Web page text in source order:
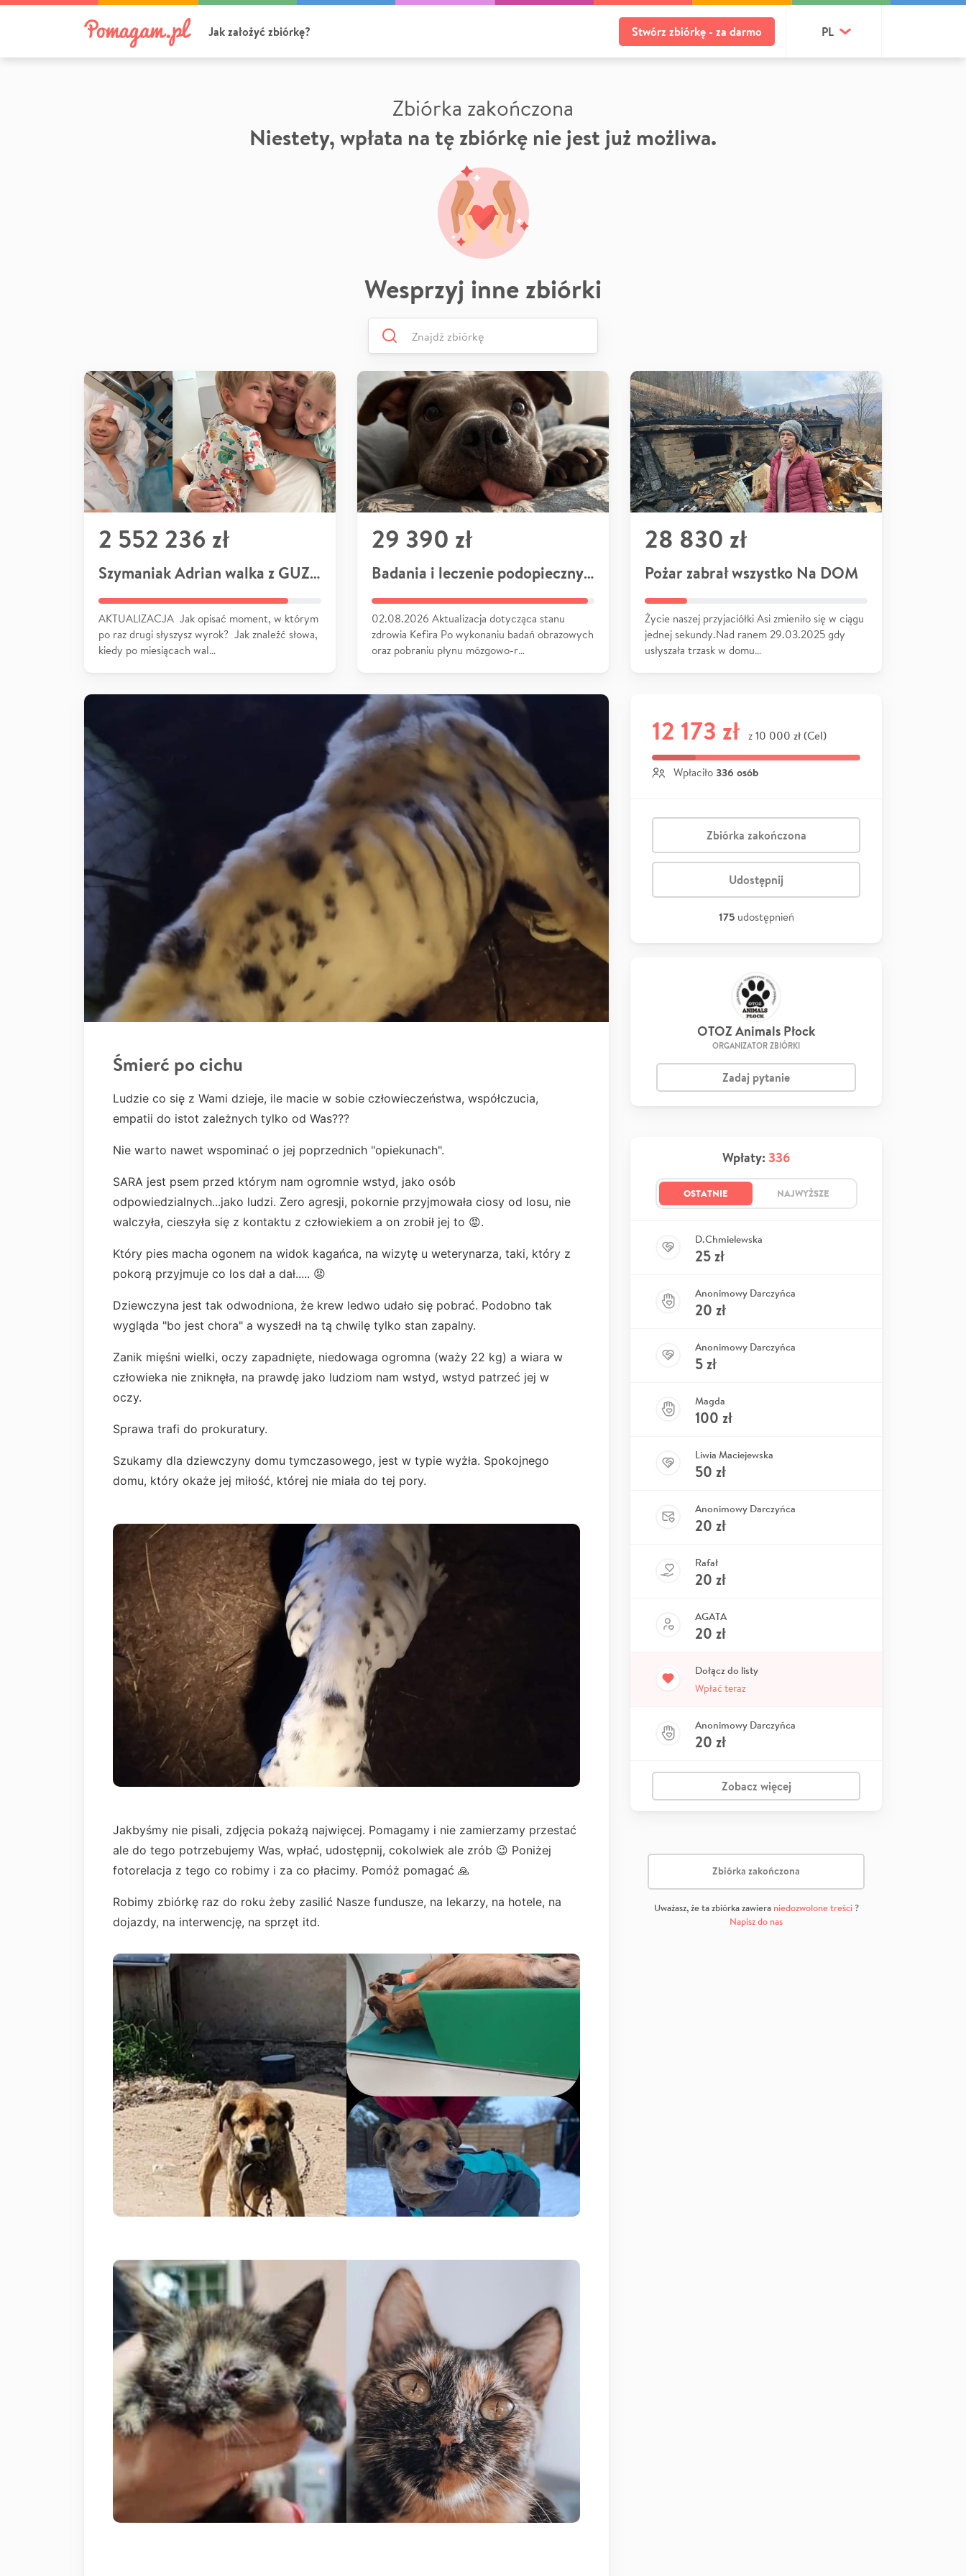
Jak założyć zbiórkę? Stwórz zbiórkę - za darmo PL
Zbiórka zakończona
Niestety, wpłata na tę zbiórkę nie jest już możliwa.
Wesprzyj inne zbiórki
2 552 236 zł
Szymaniak Adrian walka z GUZEM
AKTUALIZACJA Jak opisać moment, w którym
po raz drugi słyszysz wyrok? Jak znaleźć słowa,
kiedy po miesiącach wal…
29 390 zł
Badania i leczenie podopiecznych
02.08.2026 Aktualizacja dotycząca stanu
zdrowia Kefira Po wykonaniu badań obrazowych
oraz pobraniu płynu mózgowo-r…
28 830 zł
Pożar zabrał wszystko Na DOM
Życie naszej przyjaciółki Asi zmieniło się w ciągu
jednej sekundy.Nad ranem 29.03.2025 gdy
usłyszała trzask w domu…
Śmierć po cichu
Ludzie co się z Wami dzieje, ile macie w sobie człowieczeństwa, współczucia,
empatii do istot zależnych tylko od Was???
Nie warto nawet wspominać o jej poprzednich "opiekunach".
SARA jest psem przed którym nam ogromnie wstyd, jako osób
odpowiedzialnych...jako ludzi. Zero agresji, pokornie przyjmowała ciosy od losu, nie
walczyła, cieszyła się z kontaktu z człowiekiem a on zrobił jej to 😡.
Który pies macha ogonem na widok kagańca, na wizytę u weterynarza, taki, który z
pokorą przyjmuje co los dał a dał..... 😡
Dziewczyna jest tak odwodniona, że krew ledwo udało się pobrać. Podobno tak
wygląda "bo jest chora" a wyszedł na tą chwilę tylko stan zapalny.
Zanik mięśni wielki, oczy zapadnięte, niedowaga ogromna (waży 22 kg) a wiara w
człowieka nie zniknęła, na prawdę jako ludziom nam wstyd, wstyd patrzeć jej w
oczy.
Sprawa trafi do prokuratury.
Szukamy dla dziewczyny domu tymczasowego, jest w typie wyżła. Spokojnego
domu, który okaże jej miłość, której nie miała do tej pory.
Jakbyśmy nie pisali, zdjęcia pokażą najwięcej. Pomagamy i nie zamierzamy przestać
ale do tego potrzebujemy Was, wpłać, udostępnij, cokolwiek ale zrób 😉 Poniżej
fotorelacja z tego co robimy i za co płacimy. Pomóż pomagać 🙏
Robimy zbiórkę raz do roku żeby zasilić Nasze fundusze, na lekarzy, na hotele, na
dojazdy, na interwencję, na sprzęt itd.
12 173 zł z 10 000 zł (Cel)
Wpłaciło 336 osób
Zbiórka zakończona
Udostępnij
175 udostępnień
OTOZ Animals Płock
ORGANIZATOR ZBIÓRKI
Zadaj pytanie
Wpłaty: 336
OSTATNIE NAJWYŻSZE
D.Chmielewska
25zł
Anonimowy Darczyńca
20 zł
Anonimowy Darczyńca
5zł
Magda
100 zł
Liwia Maciejewska
50 zł
Anonimowy Darczyńca
20 zł
Rafał
20 zł
AGATA
20 zł
Dołącz do listy
Wpłać teraz
Anonimowy Darczyńca
20 zł
Zobacz więcej
Zbiórka zakończona
Uważasz, że ta zbiórka zawiera niedozwolone treści?
Napisz do nas